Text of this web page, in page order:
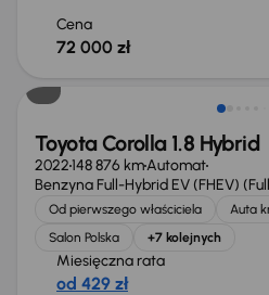
Cena
72 000 zł
Toyota Corolla 1.8 Hybrid
2022148 876 kmAutomat
Benzyna Full-Hybrid EV (FHEV)
Od pierwszego właściciela Auta
Salon Polska
+7 kolejnych
Miesięczna rata
od 429 zł